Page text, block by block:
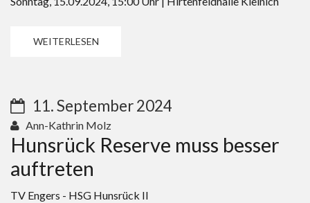
WEITERLESEN
11. September 2024
Ann-Kathrin Molz
Hunsrück Reserve muss besser
auftreten
TV Engers - HSG Hunsrück II